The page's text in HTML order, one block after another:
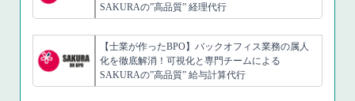
SAKURAの”高品質” 経理代行
【士業が作ったBPO】バックオフィス業務の属人
化を徹底解消！可視化と専門チームによる
SAKURAの”高品質” 給与計算代行